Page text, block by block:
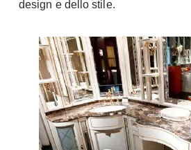
Arredo giardino
Tende da sole
Gazebo
Il
design e dello stile.